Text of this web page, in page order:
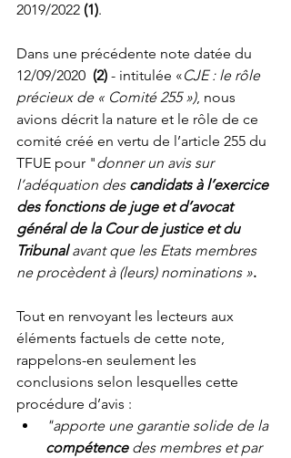
2019/2022 (1).
Dans une précédente note datée du
12/09/2020 (2) - intitulée «CJE : le rôle
précieux de « Comité 255 »), nous
avions décrit la nature et le rôle de ce
comité créé en vertu de l’article 255 du
TFUE pour "donner un avis sur
l’adéquation des candidats à l’exercice
des fonctions de juge et d’avocat
général de la Cour de justice et du
Tribunal avant que les Etats membres
ne procèdent à (leurs) nominations ».
Tout en renvoyant les lecteurs aux
éléments factuels de cette note,
rappelons-en seulement les
conclusions selon lesquelles cette
procédure d’avis :
"apporte une garantie solide de la
compétence des membres et par